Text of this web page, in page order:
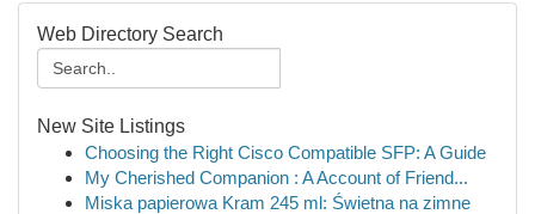
Web Directory Search
New Site Listings
Choosing the Right Cisco Compatible SFP: A Guide
My Cherished Companion : A Account of Friend...
Miska papierowa Kram 245 ml: Świetna na zimne